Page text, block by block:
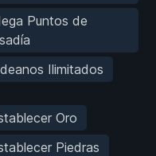
Puntos de
Ilimitados
Oro
Piedras